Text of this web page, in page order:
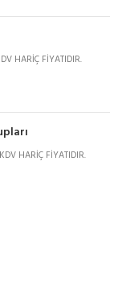
HARİÇ FİYATIDIR.
HARİÇ FİYATIDIR.